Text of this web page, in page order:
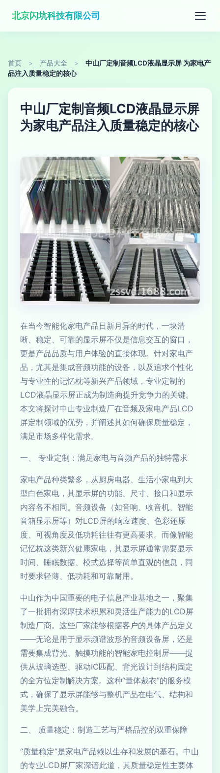
北京闪坑科技有限公司
首页 > 产品大全 >
中山厂定制音频LCD液晶显示屏 为家电产
品注入质量稳定的核心
中山厂定制音频LCD液晶显示屏
为家电产品注入质量稳定的核心
在当今智能化家电产品日新月异的时代，一块清
晰、稳定、可靠的显示屏不仅是信息交互的窗口，
更是产品品质与用户体验的直接体现。针对家电产
品，尤其是集成音频功能的设备，以及追求个性化
与专业性的记忆枕等新兴产品领域，专业定制的
LCD液晶显示屏正成为制造商提升竞争力的关键。
本文将探讨中山专业制造厂在音频及家电产品LCD
屏定制领域的优势，并阐述其如何确保质量稳定，
满足市场多样化需求。
一、 专业定制：满足家电与音频产品的独特需求
家电产品种类繁多，从厨房电器、生活小家电到大
型白色家电，其显示屏的功能、尺寸、接口和显示
内容各不相同。音频设备（如音响、收音机、智能
音箱显示屏等）对LCD屏的响应速度、色彩还原
度、可视角度及低功耗往往有更高要求。而像智能
记忆枕这类新兴健康家电，其显示屏通常需要显示
时间、睡眠数据、模式选择等简单直观的信息，同
时要求轻薄、低功耗和可靠耐用。
中山作为中国重要的电子信息产业基地之一，聚集
了一批拥有深厚技术积累和灵活生产能力的LCD屏
制造厂商。这些厂家能够根据客户的具体产品定义
——无论是用于显示频谱波形的音频设备屏，还是
需要集成背光、触摸功能的智能家电控制屏——提
供从玻璃选型、驱动IC匹配、背光设计到结构固定
的全方位定制解决方案。这种“量体裁衣”的服务模
式，确保了显示屏能够与整机产品在电气、结构和
美学上完美融合。
二、 质量稳定：制造工艺与严格品控的双重保障
“质量稳定”是家电产品赖以生存和发展的基石。中山
的专业LCD屏厂家深谙此道，其质量稳定性主要体